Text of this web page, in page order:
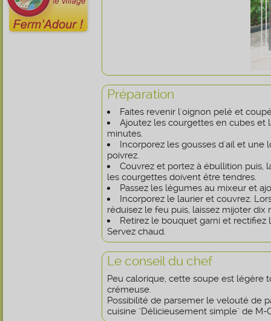
Préparation
Faites revenir l'oignon pelé et
Ajoutez les courgettes en cubes et
minutes.
Incorporez les gousses d'ail et une
poivrez.
Couvrez et portez à ébullition puis,
les courgettes doivent être tendres.
Passez les légumes au mixeur et
Incorporez le laurier et couvrez.
réduisez le feu puis, laissez mijoter dix
Retirez le bouquet garni et rectifiez
Servez chaud.
Le conseil du chef
Peu calorique, cette soupe est légère
crémeuse.
Possibilité de parsemer le velouté de
cuisine "Délicieusement simple" de M-